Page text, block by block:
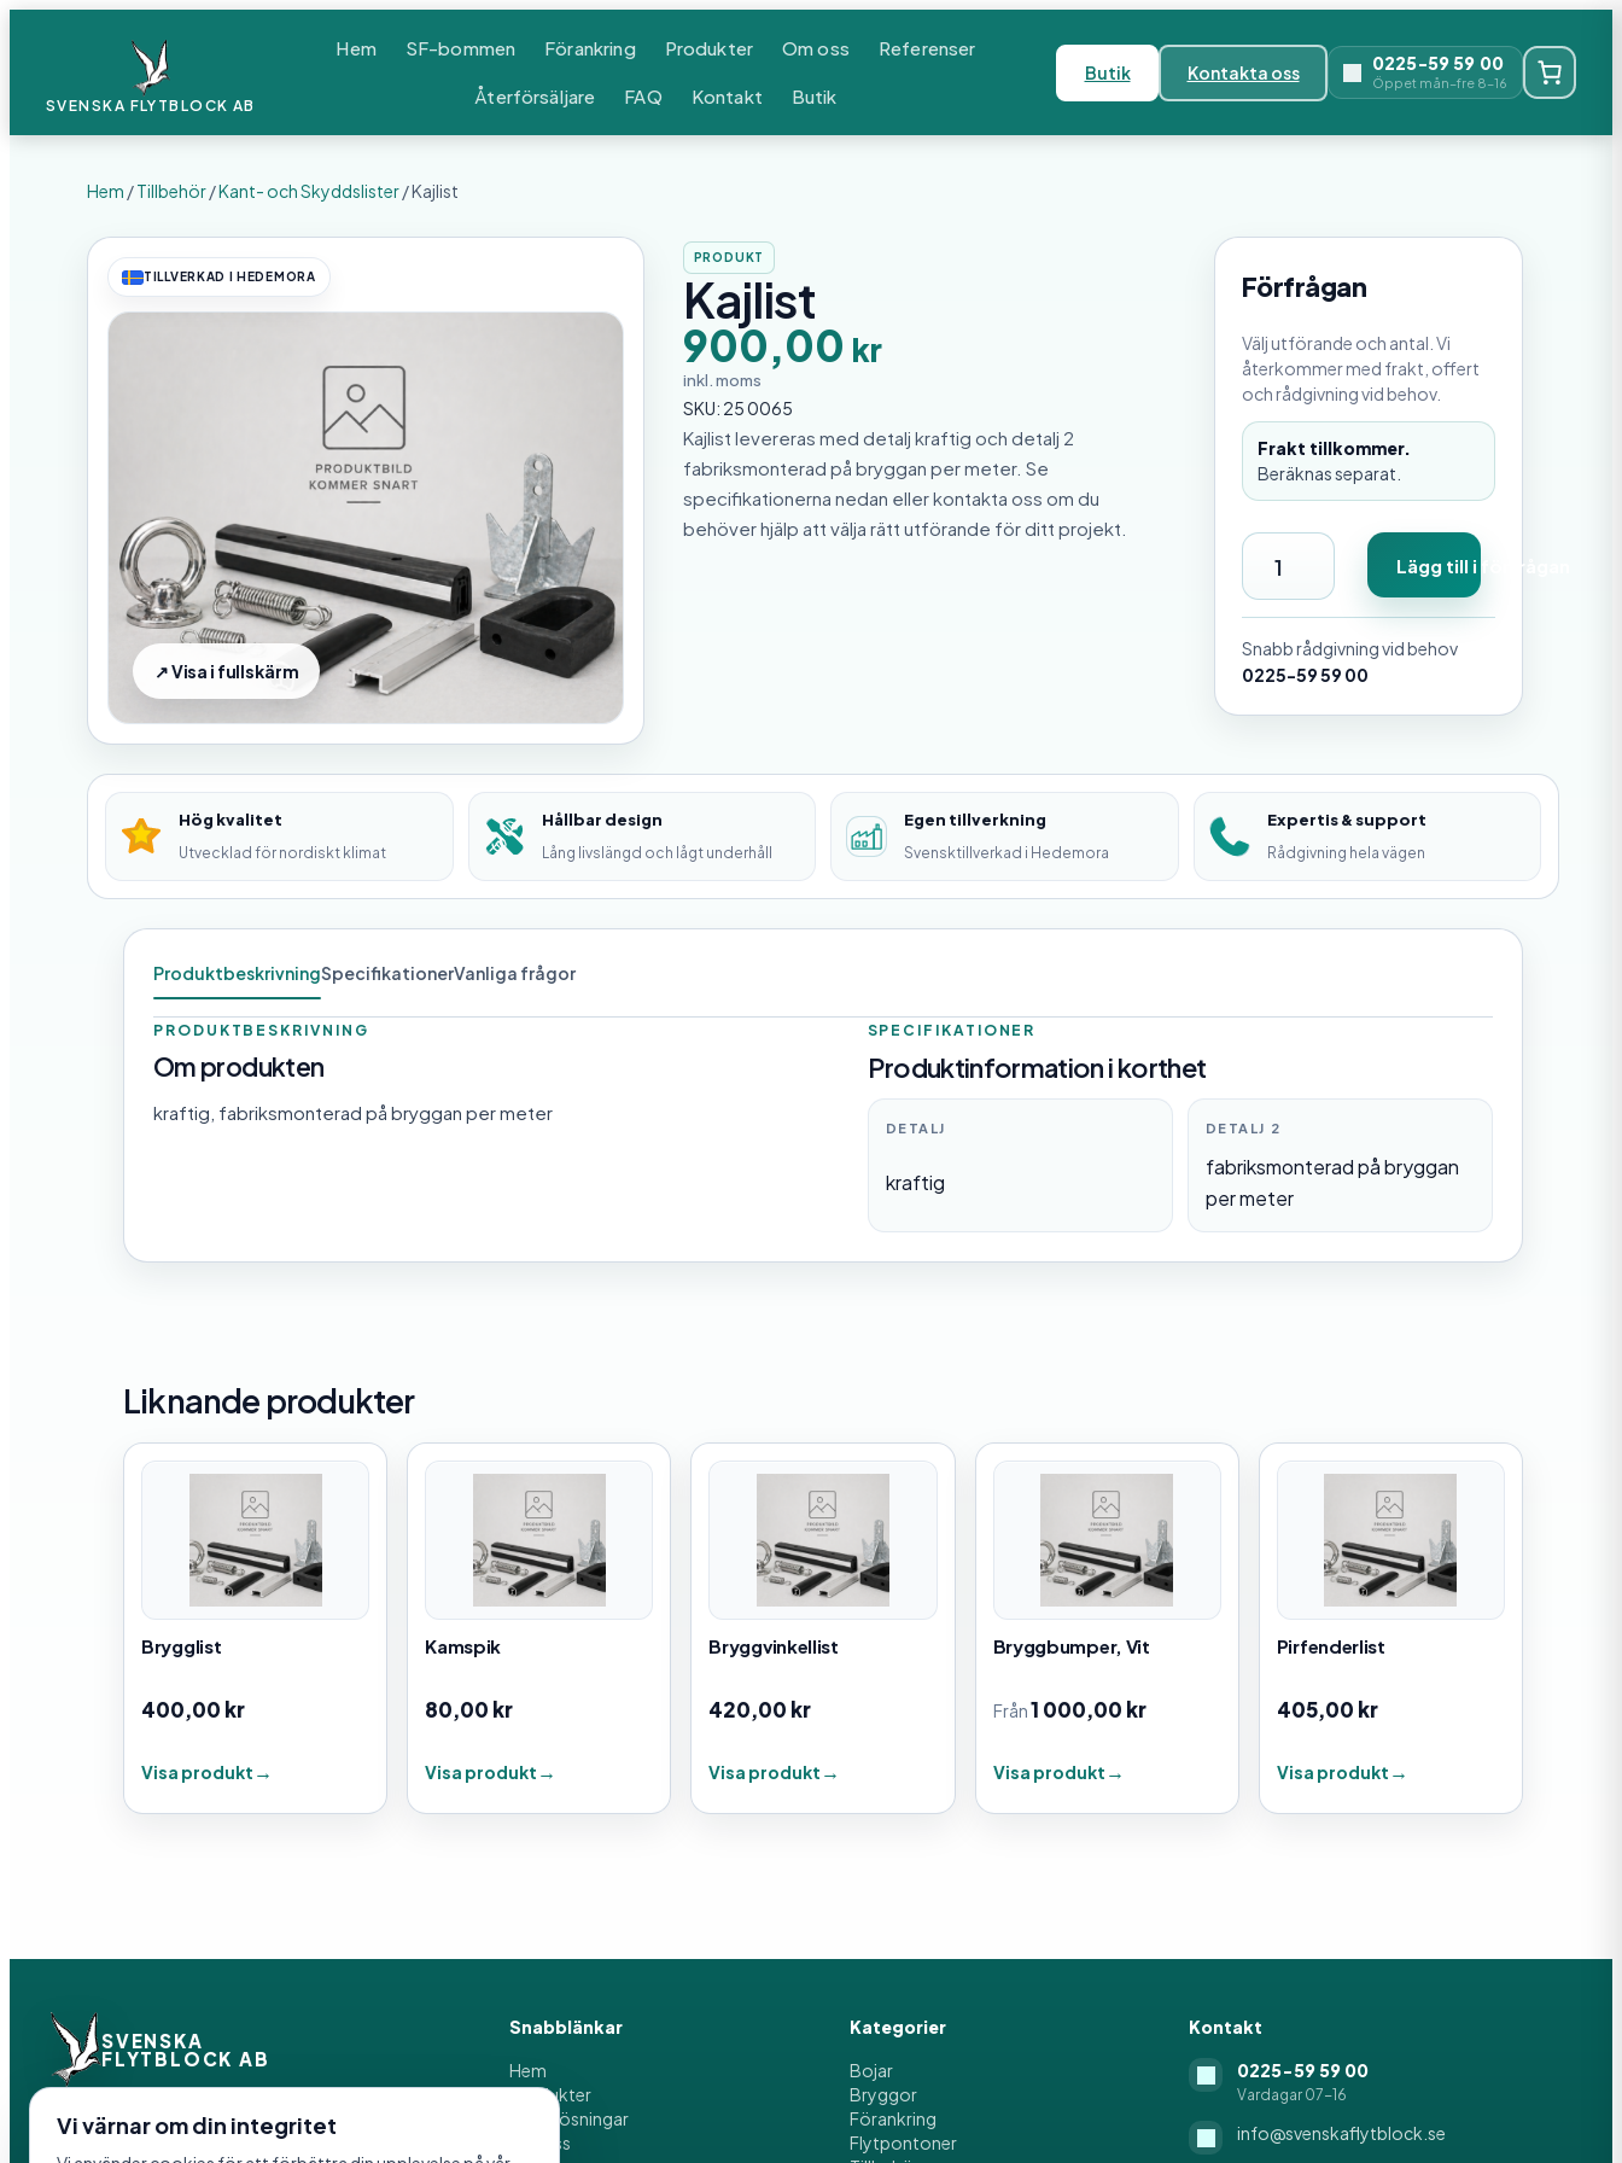
Vi värnar om din integritet
SVENSKA FLYTBLOCK AB
Hem SF-bommen Förankring Produkter Om oss Referenser
Återförsäljare FAQ Kontakt Butik
Butik Kontakta oss 0225-59 59 00
Öppet mån–fre 8–16
Hem /Tillbehör/Kant- och Skyddslister/ Kajlist
TILLVERKAD I HEDEMORA
PRODUKT
Kajlist
900,00 kr
inkl. moms
SKU: 25 0065
Kajlist levereras med detalj kraftig och detalj 2
fabriksmonterad på bryggan per meter. Se
specifikationerna nedan eller kontakta oss om du
behöver hjälp att välja rätt utförande för ditt projekt.
Förfrågan
Välj utförande och antal. Vi
återkommer med frakt, offert
och rådgivning vid behov.
Frakt tillkommer.
Beräknas separat.
K
a
j
l
i
m
ä
n
d
Lägg till i förfrågan
Snabb rådgivning vid behov
0225-59 59 00
Hög kvalitet
Utvecklad för nordiskt klimat
Hållbar design
Lång livslängd och lågt underhåll
Egen tillverkning
Svensktillverkad i Hedemora
Expertis & support
Rådgivning hela vägen
ProduktbeskrivningSpecifikationerVanliga frågor
PRODUKTBESKRIVNING
Om produkten
kraftig, fabriksmonterad på bryggan per meter
SPECIFIKATIONER
Produktinformation i korthet
DETALJ
kraftig
DETALJ 2
fabriksmonterad på bryggan
per meter
Liknande produkter
Brygglist
400,00 kr
Visa produkt
Kamspik
80,00 kr
Visa produkt
Bryggvinkellist
420,00 kr
Visa produkt
Bryggbumper, Vit
Från1 000,00 kr
Visa produkt
Pirfenderlist
405,00 kr
Visa produkt
SVENSKA
FLYTBLOCK AB
Vi tillverkar flytprodukter och
Snabblänkar
Hem
Produkter
Paketlösningar
Om oss
Kategorier
Bojar
Bryggor
Förankring
Flytpontoner
Kontakt
0225-59 59 00
Vardagar 07-16
info@svenskaflytblock.se